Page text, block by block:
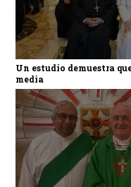
Un estudio demuestra
media